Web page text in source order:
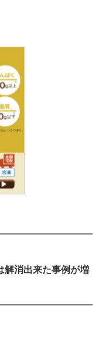
解消出来た事例が増